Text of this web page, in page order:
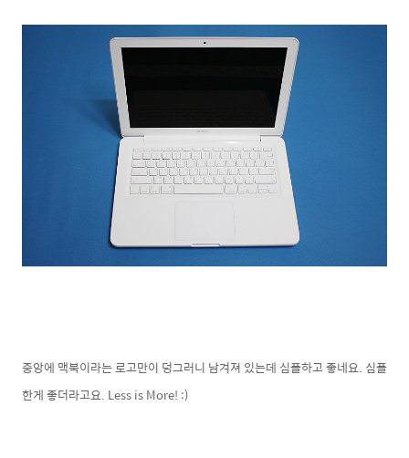
중앙에 맥북이라는 로고만이 덩그러니 남겨져 있는데 심플하고 좋네요. 심플
한게 좋더라고요. Less is More! :)